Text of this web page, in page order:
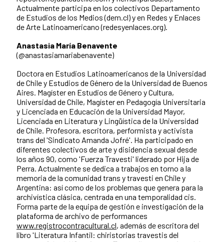
Actualmente participa en los colectivos Departamento
de Estudios de los Medios (dem.cl) y en Redes y Enlaces
de Arte Latinoamericano (redesyenlaces.org).
Anastasia María Benavente
(@anastasiamariabenavente)
Doctora en Estudios Latinoamericanos de la Universidad
de Chile y Estudios de Género de la Universidad de Buenos
Aires. Magíster en Estudios de Género y Cultura,
Universidad de Chile, Magíster en Pedagogía Universitaria
y Licenciada en Educación de la Universidad Mayor,
Licenciada en Literatura y Lingüística de la Universidad
de Chile. Profesora, escritora, performista y activista
trans del 'Sindicato Amanda Jofré'. Ha participado en
diferentes colectivos de arte y disidencia sexual desde
los años 90, como 'Fuerza Travesti' liderado por Hija de
Perra. Actualmente se dedica a trabajos en torno a la
memoria de la comunidad trans y travesti en Chile y
Argentina: así como de los problemas que genera para la
archivística clásica, centrada en una temporalidad cis.
Forma parte de la equipa de gestión e investigación de la
plataforma de archivo de performances
www.registrocontracultural.cl, además de escritora del
libro 'Literatura Infantil: chiristorias travestis del